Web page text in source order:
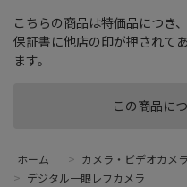
この商品に
こちらの商品は特価品につき
保証書に他店の印が押されて
ます。
ホーム > カメラ・ビデオカメ
> デジタル一眼レフカメラ